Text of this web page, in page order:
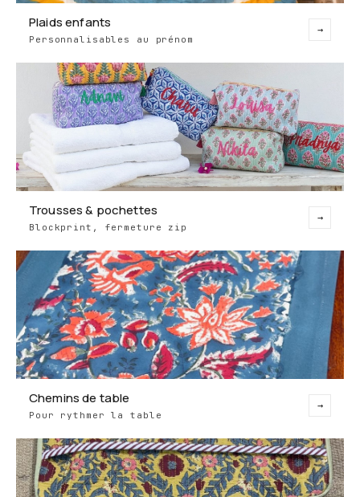
Plaids enfants
Personnalisables au prénom
→
Trousses & pochettes
Blockprint, fermeture zip
→
Chemins de table
Pour rythmer la table
→